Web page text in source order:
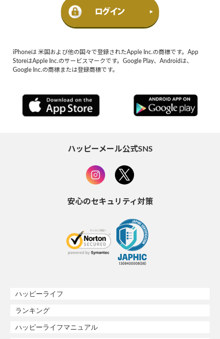
iPhoneは 米国および他の国々で登録されたApple Inc.の商標です。App
StoreはApple Inc.のサービスマークです。Google Play、Androidは、
Google Inc.の商標または登録商標です。
ハッピーメール公式SNS
安心のセキュリティ対策
ハッピーライフ
ランキング
ハッピーライフマニュアル